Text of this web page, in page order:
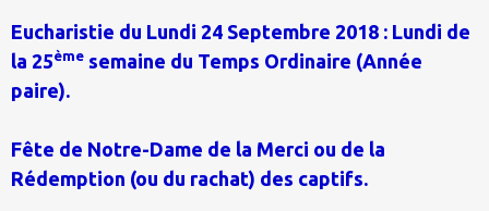
Eucharistie du Lundi 24 Septembre 2018 : Lundi de
la 25ème semaine du Temps Ordinaire (Année
paire).
Fête de Notre-Dame de la Merci ou de la
Rédemption (ou du rachat) des captifs.